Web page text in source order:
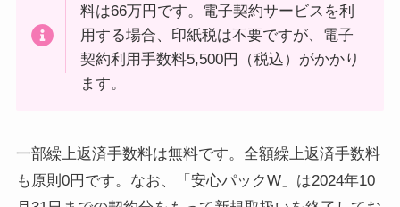
料は66万円です。電子契約サービスを利
用する場合、印紙税は不要ですが、電子
契約利用手数料5,500円（税込）がかかり
ます。
一部繰上返済手数料は無料です。全額繰上返済手数料
も原則0円です。なお、「安心パックW」は2024年10